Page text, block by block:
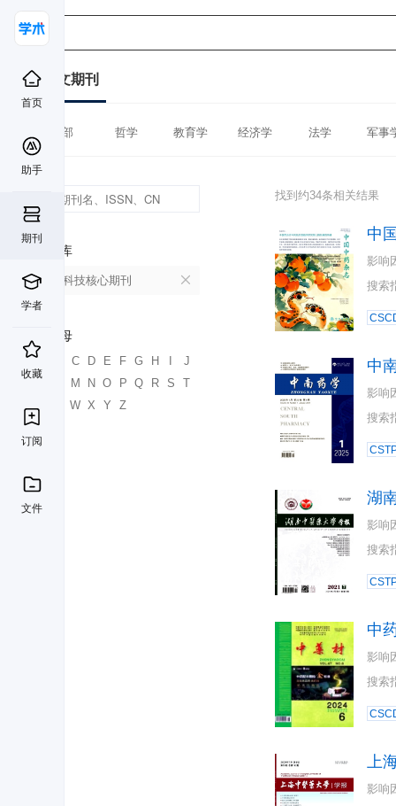
首页
助手
期刊
学者
收藏
订阅
文件
中文期刊
全部 哲学 教育学 经济学 法学 军事
数据库
中国科技核心期刊
首字母
C D E F G H
J
K
M N O P Q R S
T
W X Y Z
找到约34条相关结果
中
影响
搜索
中
影响
搜索
湖
影响
搜索
中
影响
搜索
上
影响